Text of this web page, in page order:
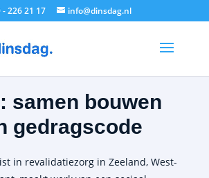
- 226 21 17 info@dinsdag.nl
samen bouwen
gedragscode
in revalidatiezorg in Zeeland, West-